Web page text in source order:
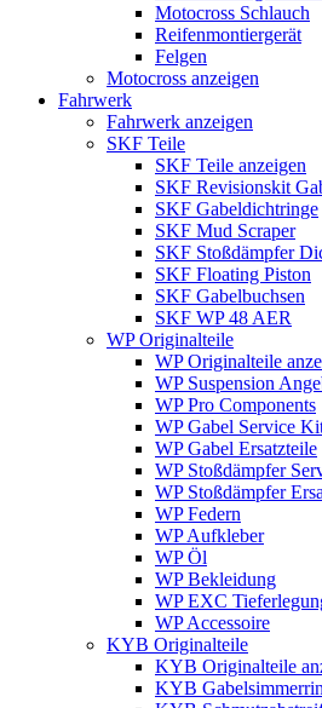
Motocross Schlauch
Reifenmontiergerät
Felgen
Motocross anzeigen
Fahrwerk
Fahrwerk anzeigen
SKF Teile
SKF Teile anzeigen
SKF Revisionskit
SKF Gabeldichtringe
SKF Mud Scraper
SKF Stoßdämpfer
SKF Floating Piston
SKF Gabelbuchsen
SKF WP 48 AER
WP Originalteile
WP Originalteile
WP Suspension
WP Pro Components
WP Gabel Service
WP Gabel Ersatzteile
WP Stoßdämpfer
WP Stoßdämpfer
WP Federn
WP Aufkleber
WP Öl
WP Bekleidung
WP EXC
WP Accessoire
KYB Originalteile
KYB Originalteile
KYB